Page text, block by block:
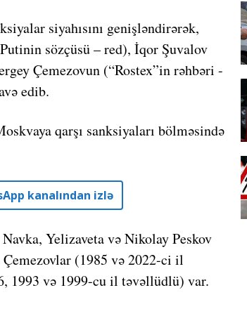
siyahısını genişləndirərək,
sözçüsü – red), İqor Şuvalov
Çemezovun (“Rostex”in rəhbəri -
edib.
qarşı sanksiyaları bölməsində
kanalından izlə
Yelizaveta və Nikolay Peskov
(1985 və 2022-ci il
1993 və 1999-cu il təvəllüdlü) var.